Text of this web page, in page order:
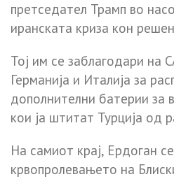
претседател Трамп во
иранската криза кон
Тој им се заблагодари на
Германија и Италија за
дополнителни батерии за
кои ја штитат Турција од
На самиот крај, Ердоган
крвопролевањето на